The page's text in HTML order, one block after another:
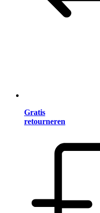
Gratis
retourneren